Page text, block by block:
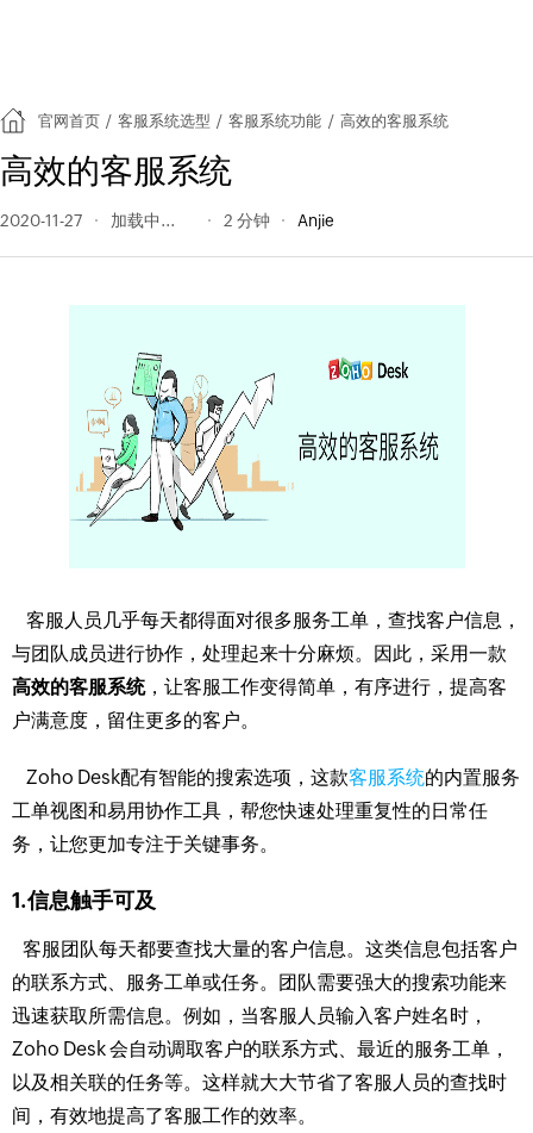
官网首页 / 客服系统选型 / 客服系统功能 / 高效的客服系统
高效的客服系统
2020-11-27 406 阅读量 2 分钟 Anjie
客服人员几乎每天都得面对很多服务工单，查找客户信息，
与团队成员进行协作，处理起来十分麻烦。因此，采用一款
高效的客服系统，让客服工作变得简单，有序进行，提高客
户满意度，留住更多的客户。
Zoho Desk配有智能的搜索选项，这款客服系统的内置服务
工单视图和易用协作工具，帮您快速处理重复性的日常任
务，让您更加专注于关键事务。
1.信息触手可及
客服团队每天都要查找大量的客户信息。这类信息包括客户
的联系方式、服务工单或任务。团队需要强大的搜索功能来
迅速获取所需信息。例如，当客服人员输入客户姓名时，
Zoho Desk 会自动调取客户的联系方式、最近的服务工单，
以及相关联的任务等。这样就大大节省了客服人员的查找时
间，有效地提高了客服工作的效率。